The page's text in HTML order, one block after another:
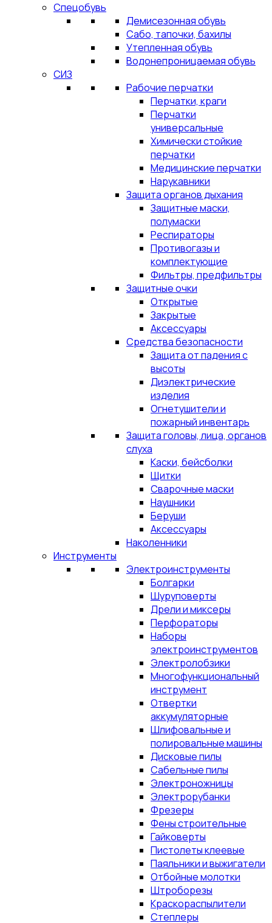
Спецобувь
Демисезонная обувь
Сабо, тапочки, бахилы
Утепленная обувь
Водонепроницаемая обувь
СИЗ
Рабочие перчатки
Перчатки, краги
Перчатки
универсальные
Химически стойкие
перчатки
Медицинские перчатки
Нарукавники
Защита органов дыхания
Защитные маски,
полумаски
Респираторы
Противогазы и
комплектующие
Фильтры, предфильтры
Защитные очки
Открытые
Закрытые
Аксессуары
Средства безопасности
Защита от падения с
высоты
Диэлектрические
изделия
Огнетушители и
пожарный инвентарь
Защита головы, лица, органов
слуха
Каски, бейсболки
Щитки
Сварочные маски
Наушники
Беруши
Аксессуары
Наколенники
Инструменты
Электроинструменты
Болгарки
Шуруповерты
Дрели и миксеры
Перфораторы
Наборы
электроинструментов
Электролобзики
Многофункциональный
инструмент
Отвертки
аккумуляторные
Шлифовальные и
полировальные машины
Дисковые пилы
Сабельные пилы
Электроножницы
Электрорубанки
Фрезеры
Фены строительные
Гайковерты
Пистолеты клеевые
Паяльники и выжигатели
Отбойные молотки
Штроборезы
Краскораспылители
Степлеры